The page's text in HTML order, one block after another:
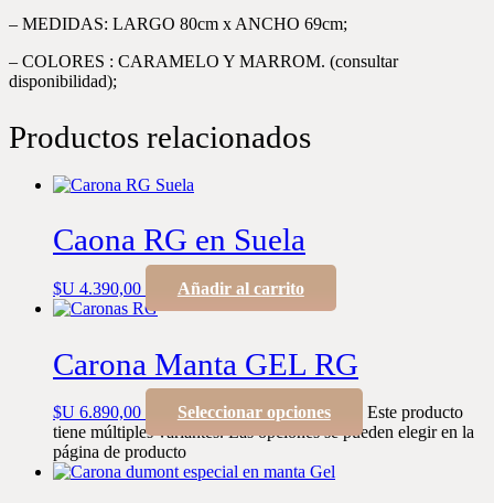
– MEDIDAS: LARGO 80cm x ANCHO 69cm;
– COLORES : CARAMELO Y MARROM. (consultar
disponibilidad);
Productos relacionados
Caona RG en Suela
$U 4.390,00 Añadir al carrito
Carona Manta GEL RG
$U 6.890,00 Seleccionar opciones
Este producto
tiene múltiples variantes. Las opciones se pueden elegir en la
página de producto